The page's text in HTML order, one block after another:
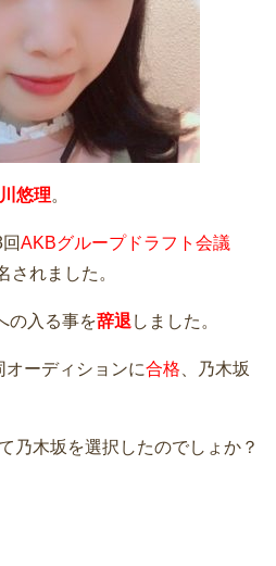
悠理。
AKBグループドラフト会議
されました。
の入る事を辞退 しました。
ーディションに合格 、乃木坂
乃木坂を選択したのでしょか？